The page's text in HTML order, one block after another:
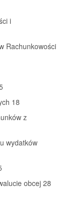
i
Rachunkowości
18
z
wydatków
obcej 28